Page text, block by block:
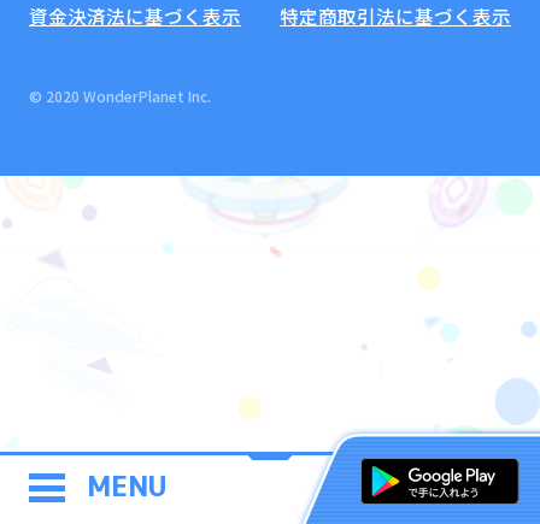
MENU
資金決済法に基づく表示
特定商取引法に基づく表示
© 2020 WonderPlanet Inc.